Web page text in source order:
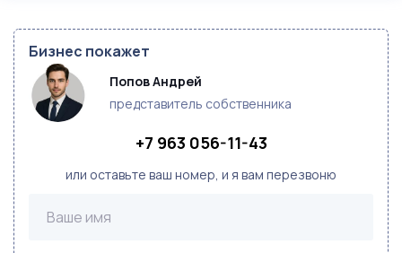
Бизнес покажет
Попов Андрей
представитель собственника
+7 963 056-11-43
или оставьте ваш номер, и я вам перезвоню